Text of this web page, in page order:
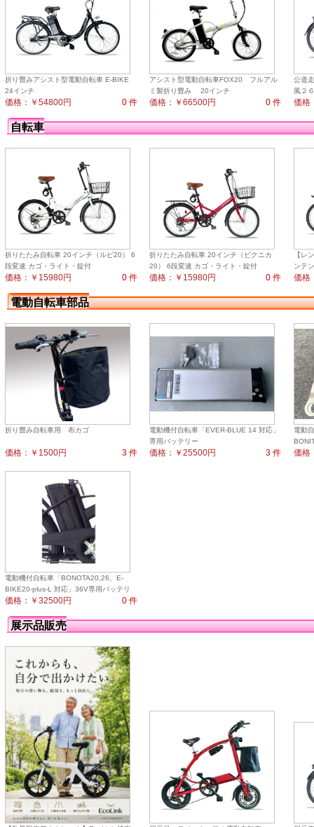
折り畳みアシスト型電動自転車 E-BIKE
24インチ
価格：￥54800円 0 件
アシスト型電動自転車FOX20 フルアル
ミ製折り畳み 20インチ
価格：￥66500円 0 件
公道
風２
価格
自転車
折りたたみ自転車 20インチ（ルピ20） 6
段変速 カゴ・ライト・錠付
価格：￥15980円 0 件
折りたたみ自転車 20インチ（ビクニカ
20） 6段変速 カゴ・ライト・錠付
価格：￥15980円 0 件
【レ
ンテ
価格
電動自転車部品
折り畳み自転車用 布カゴ
価格：￥1500円 3 件
電動機付自転車「EVER-BLUE 14 対応」
専用バッテリー
価格：￥25500円 3 件
電動
価格
電動機付自転車「BONOTA20,26、E-
BIKE20-plus-L 対応」36V専用バッテリ
ー
価格：￥32500円 0 件
展示品販売